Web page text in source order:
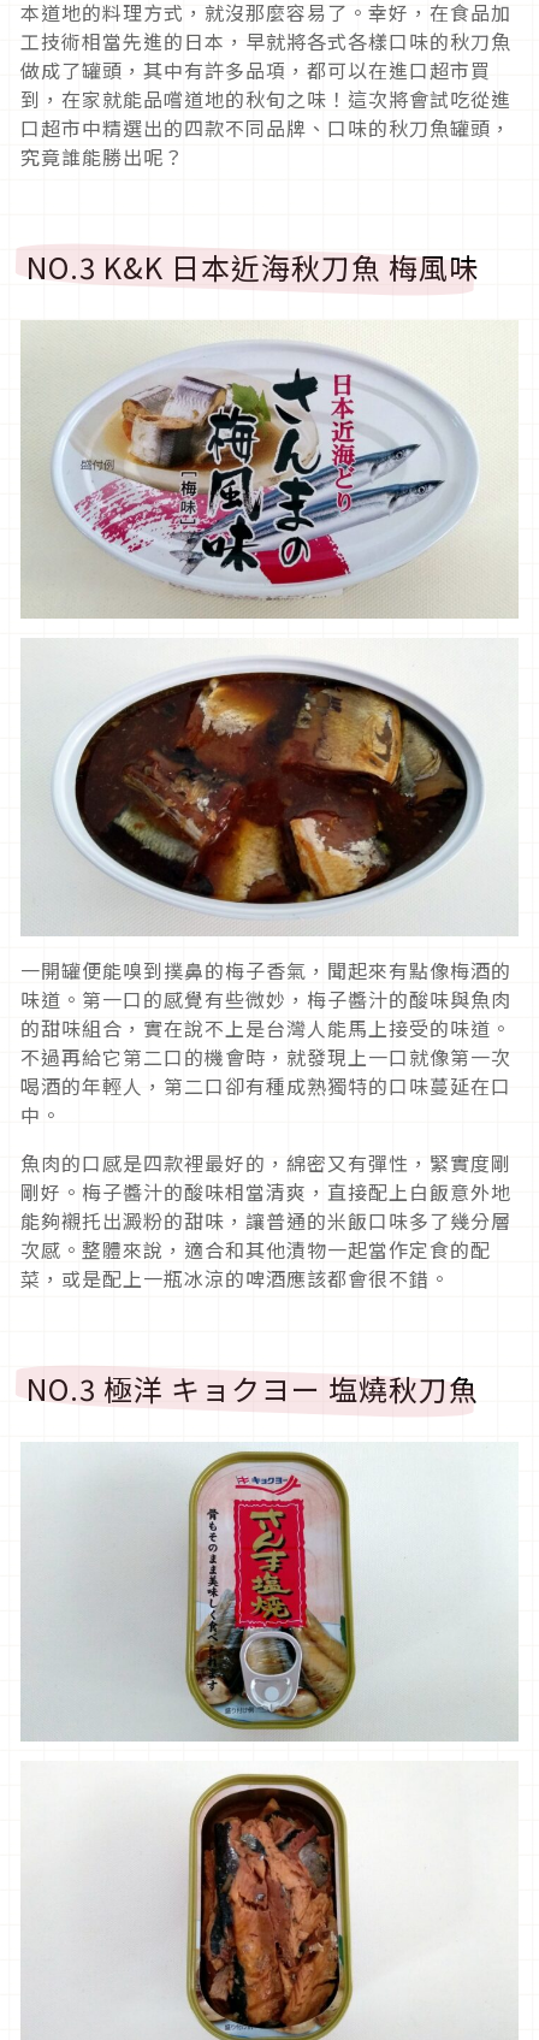
本道地的料理方式，就沒那麼容易了。幸好，在食品加
工技術相當先進的日本，早就將各式各樣口味的秋刀魚
做成了罐頭，其中有許多品項，都可以在進口超市買
到，在家就能品嚐道地的秋旬之味！這次將會試吃從進
口超市中精選出的四款不同品牌、口味的秋刀魚罐頭，
究竟誰能勝出呢？
NO.3 K&K 日本近海秋刀魚 梅風味
一開罐便能嗅到撲鼻的梅子香氣，聞起來有點像梅酒的
味道。第一口的感覺有些微妙，梅子醬汁的酸味與魚肉
的甜味組合，實在說不上是台灣人能馬上接受的味道。
不過再給它第二口的機會時，就發現上一口就像第一次
喝酒的年輕人，第二口卻有種成熟獨特的口味蔓延在口
中。
魚肉的口感是四款裡最好的，綿密又有彈性，緊實度剛
剛好。梅子醬汁的酸味相當清爽，直接配上白飯意外地
能夠襯托出澱粉的甜味，讓普通的米飯口味多了幾分層
次感。整體來說，適合和其他漬物一起當作定食的配
菜，或是配上一瓶冰涼的啤酒應該都會很不錯。
NO.3 極洋 キョクヨー 塩燒秋刀魚